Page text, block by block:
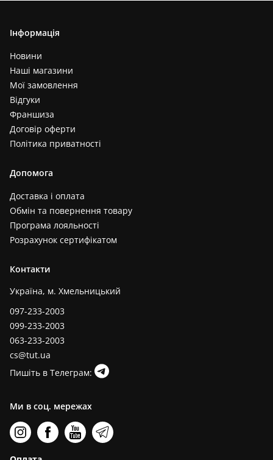
Інформація
Новини
Наші магазини
Мої замовлення
Відгуки
Франшиза
Договір оферти
Політика приватності
Допомога
Доставка і оплата
Обмін та повернення товару
Програма лояльності
Розрахунок сертифікатом
Контакти
Україна, м. Хмельницький
097-233-2003
099-233-2003
063-233-2003
cs@tut.ua
Пишіть в Телеграм:
Ми в соц. мережах